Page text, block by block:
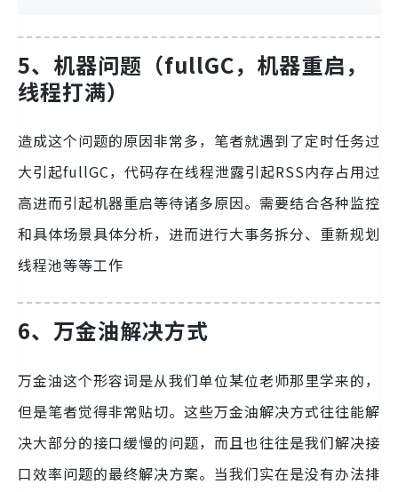
5、机器问题（fullGC，机器重启，
线程打满）
造成这个问题的原因非常多，笔者就遇到了定时任务过
大引起fullGC，代码存在线程泄露引起RSS内存占用过
高进而引起机器重启等待诸多原因。需要结合各种监控
和具体场景具体分析，进而进行大事务拆分、重新规划
线程池等等工作
6、万金油解决方式
万金油这个形容词是从我们单位某位老师那里学来的，
但是笔者觉得非常贴切。这些万金油解决方式往往能解
决大部分的接口缓慢的问题，而且也往往是我们解决接
口效率问题的最终解决方案。当我们实在是没有办法排